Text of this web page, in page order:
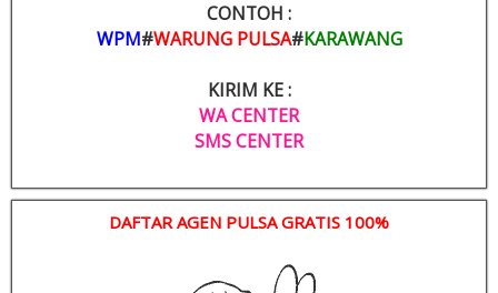
CONTOH :
WPM#WARUNG PULSA#KARAWANG
KIRIM KE :
WA CENTER
SMS CENTER
DAFTAR AGEN PULSA GRATIS 100%